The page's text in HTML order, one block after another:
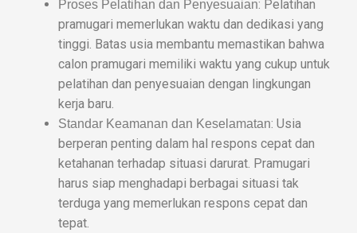
Proses Pelatihan dan Penyesuaian: Pelatihan
pramugari memerlukan waktu dan dedikasi yang
tinggi. Batas usia membantu memastikan bahwa
calon pramugari memiliki waktu yang cukup untuk
pelatihan dan penyesuaian dengan lingkungan
kerja baru.
Standar Keamanan dan Keselamatan: Usia
berperan penting dalam hal respons cepat dan
ketahanan terhadap situasi darurat. Pramugari
harus siap menghadapi berbagai situasi tak
terduga yang memerlukan respons cepat dan
tepat.